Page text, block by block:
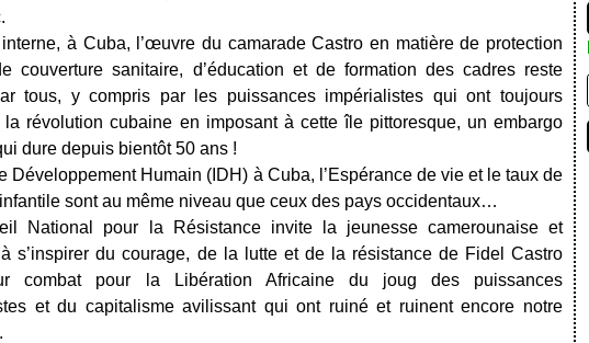
à Cuba, l’œuvre du camarade Castro en matière de protection
couverture sanitaire, d’éducation et de formation des cadres reste
tous, y compris par les puissances impérialistes qui ont toujours
la révolution cubaine en imposant à cette île pittoresque, un embargo
dure depuis bientôt 50 ans !
Développement Humain (IDH) à Cuba, l’Espérance de vie et le taux de
sont au même niveau que ceux des pays occidentaux…
National pour la Résistance invite la jeunesse camerounaise et
s’inspirer du courage, de la lutte et de la résistance de Fidel Castro
combat pour la Libération Africaine du joug des puissances
et du capitalisme avilissant qui ont ruiné et ruinent encore notre